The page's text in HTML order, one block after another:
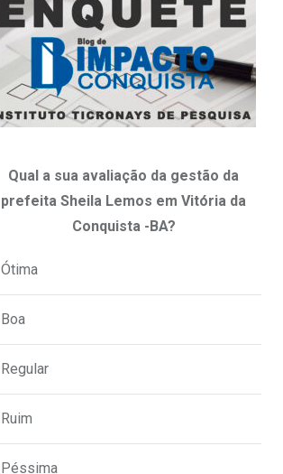
Qual a sua avaliação da gestão da
prefeita Sheila Lemos em Vitória da
Conquista -BA?
Ótima
Boa
Regular
Ruim
Péssima